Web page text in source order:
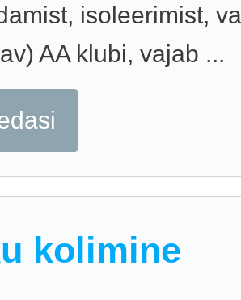
isoleerimist,
AA klubi, vajab ...
kolimine